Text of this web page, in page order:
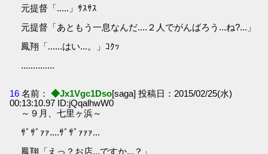
元提督「.....」ｻｽｻｽ
元提督「あともう一息なんだ....２人でがんばろう...ね?...」
鳳翔「......はい...。」ｺｸｯ
..............
16 名前： ◆Jx1Vgc1Dso[saga] 投稿日：2015/02/25(水)
00:13:10.97 ID:jQqalhwW0
～９月、七里ヶ浜～
ｻﾞｻﾞｧｧ....ｻﾞｻﾞｧｧｧ...
鳳翔「えっ？お店...ですか...？」